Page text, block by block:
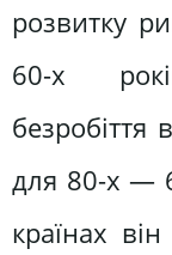
розвитку
60-х
для 80-х —
країнах